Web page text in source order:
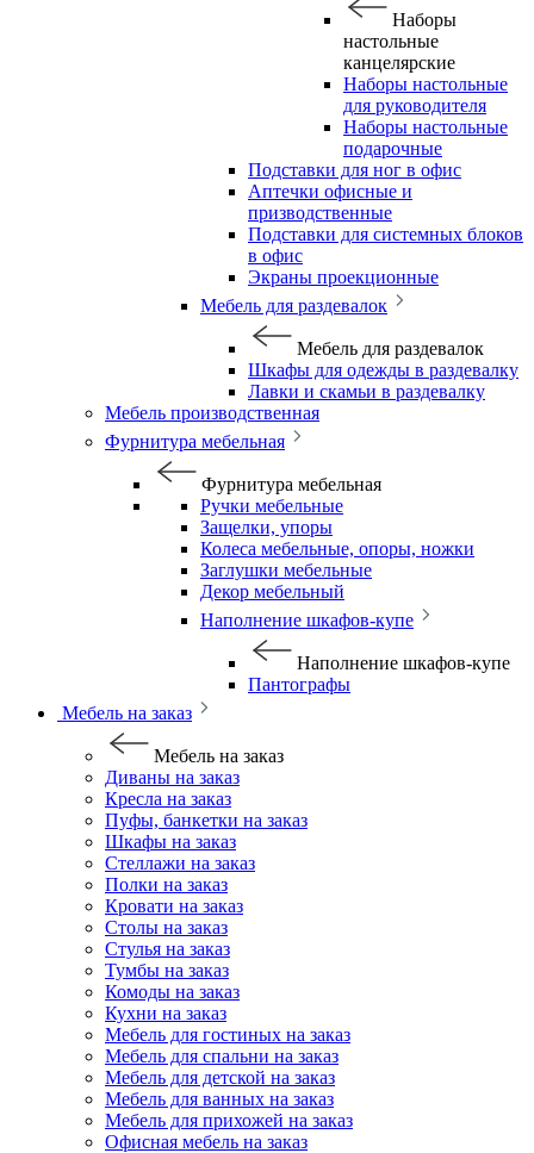
Наборы
настольные
канцелярские
Наборы настольные
для руководителя
Наборы настольные
подарочные
Подставки для ног в офис
Аптечки офисные и
призводственные
Подставки для системных блоков
в офис
Экраны проекционные
Мебель для раздевалок
Мебель для раздевалок
Шкафы для одежды в раздевалку
Лавки и скамьи в раздевалку
Мебель производственная
Фурнитура мебельная
Фурнитура мебельная
Ручки мебельные
Защелки, упоры
Колеса мебельные, опоры, ножки
Заглушки мебельные
Декор мебельный
Наполнение шкафов-купе
Наполнение шкафов-купе
Пантографы
Мебель на заказ
Мебель на заказ
Диваны на заказ
Кресла на заказ
Пуфы, банкетки на заказ
Шкафы на заказ
Стеллажи на заказ
Полки на заказ
Кровати на заказ
Столы на заказ
Стулья на заказ
Тумбы на заказ
Комоды на заказ
Кухни на заказ
Мебель для гостиных на заказ
Мебель для спальни на заказ
Мебель для детской на заказ
Мебель для ванных на заказ
Мебель для прихожей на заказ
Офисная мебель на заказ